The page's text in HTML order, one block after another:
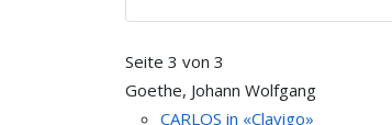
Seite 3 von 3
Goethe, Johann Wolfgang
CARLOS in «Clavigo»